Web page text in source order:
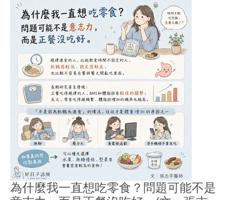
為什麼我一直想吃零食？問題可能不是